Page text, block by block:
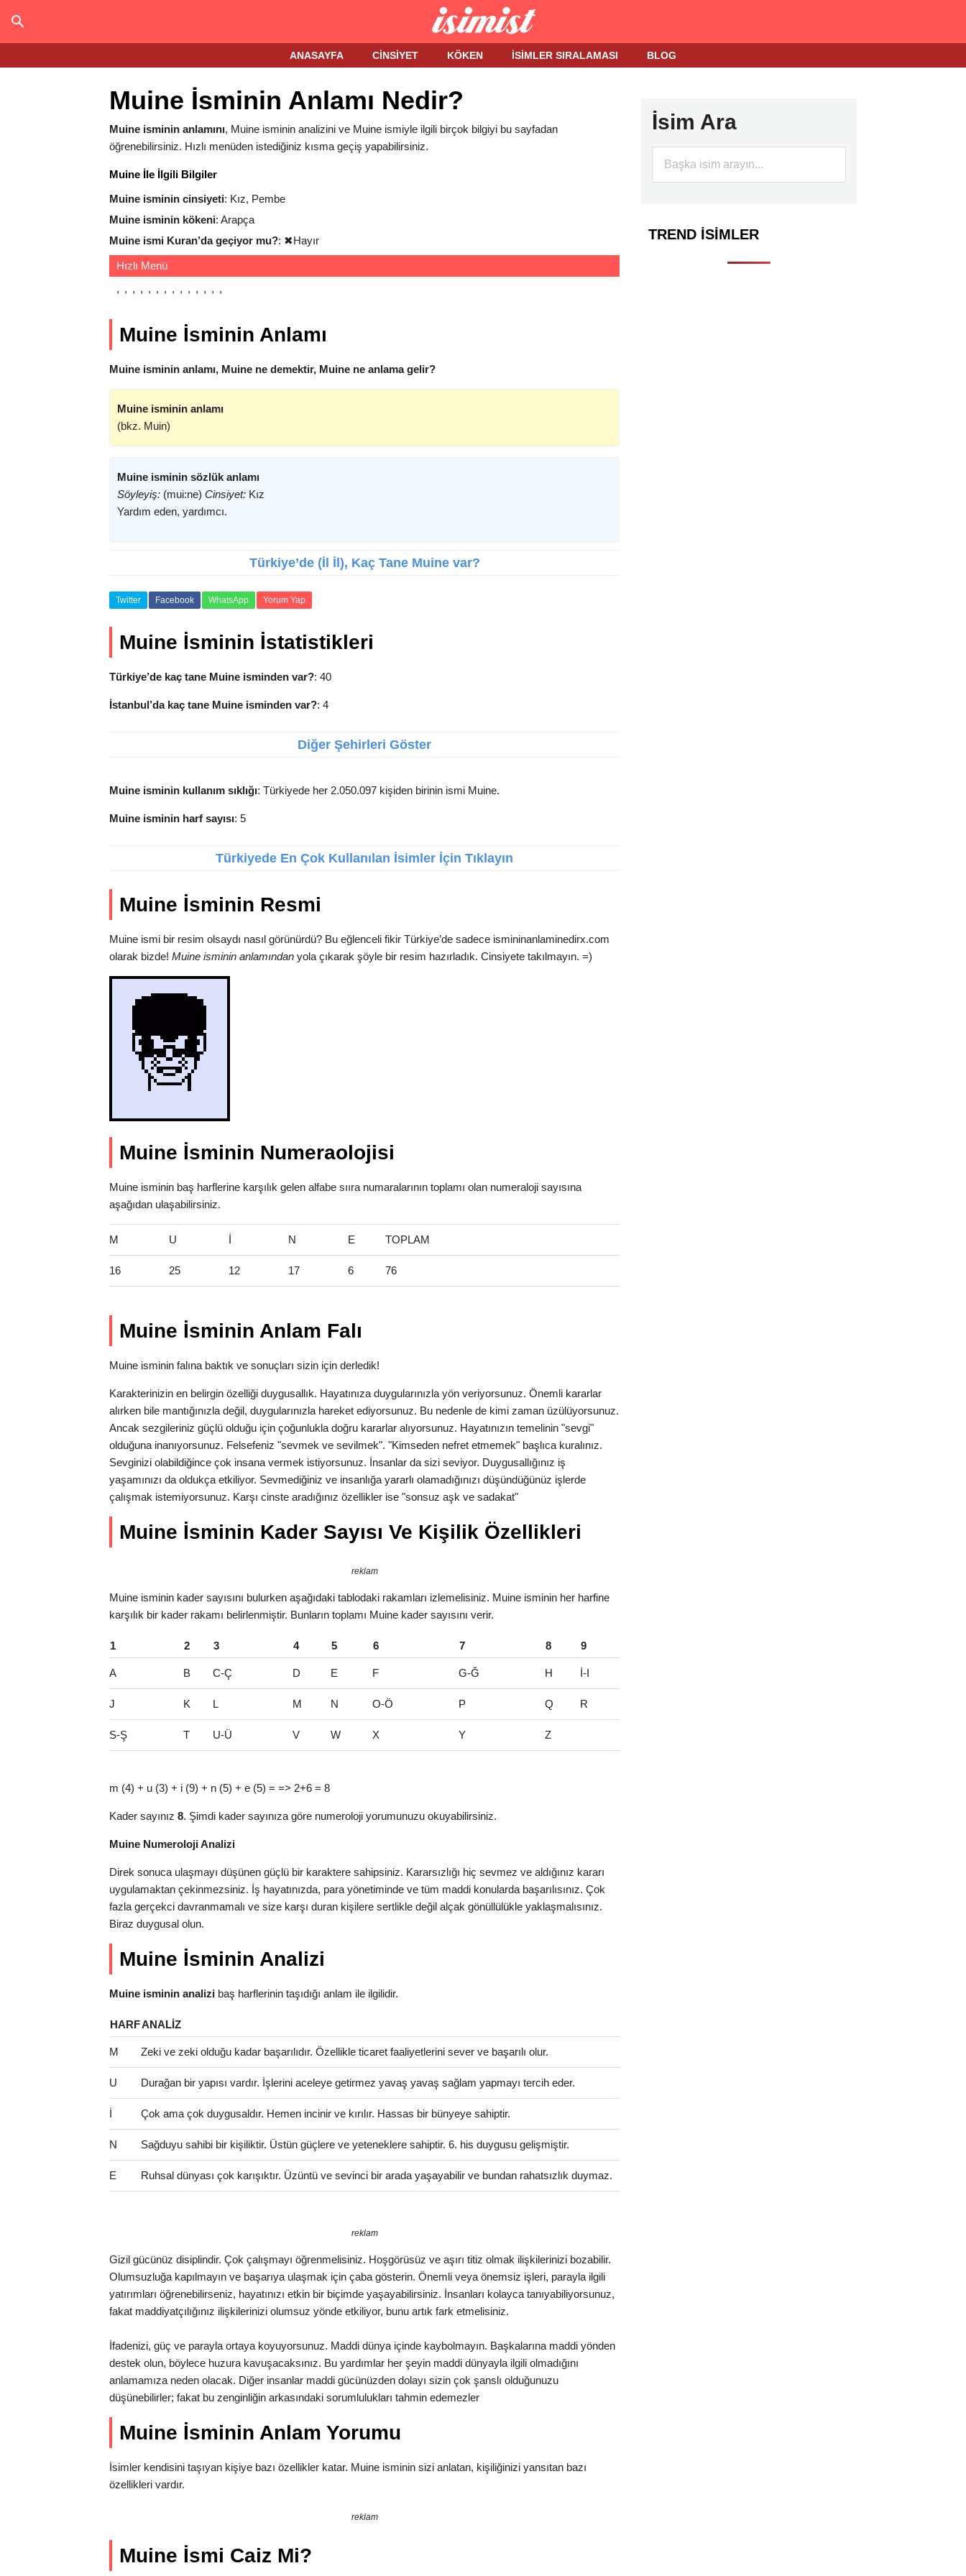
ANASAYFA CINSIYET KÖKEN İSIMLER SIRALAMASI BLOG
Muine İsminin Anlamı Nedir?
Muine isminin anlamını, Muine isminin analizini ve Muine ismiyle ilgili birçok bilgiyi bu sayfadan
öğrenebilirsiniz. Hızlı menüden istediğiniz kısma geçiş yapabilirsiniz.
Muine İle İlgili Bilgiler
Muine isminin cinsiyeti: Kız, Pembe
Muine isminin kökeni: Arapça
Muine ismi Kuran’da geçiyor mu?: ✖Hayır
Hızlı Menü
Muine İsminin Anlamı
Muine isminin anlamı, Muine ne demektir, Muine ne anlama gelir?
Muine isminin anlamı
(bkz. Muin)
Muine isminin sözlük anlamı
Söyleyiş: (mui:ne) Cinsiyet: Kız
Yardım eden, yardımcı.
Türkiye’de (İl İl), Kaç Tane Muine var?
Twitter Facebook WhatsApp Yorum Yap
Muine İsminin İstatistikleri
Türkiye’de kaç tane Muine isminden var?: 40
İstanbul’da kaç tane Muine isminden var?: 4
Diğer Şehirleri Göster
Muine isminin kullanım sıklığı: Türkiyede her 2.050.097 kişiden birinin ismi Muine.
Muine isminin harf sayısı: 5
Türkiyede En Çok Kullanılan İsimler İçin Tıklayın
Muine İsminin Resmi
Muine ismi bir resim olsaydı nasıl görünürdü? Bu eğlenceli fikir Türkiye’de sadece ismininanlaminedirx.com
olarak bizde! Muine isminin anlamından yola çıkarak şöyle bir resim hazırladık. Cinsiyete takılmayın. =)
Muine İsminin Numeraolojisi
Muine isminin baş harflerine karşılık gelen alfabe sııra numaralarının toplamı olan numeraloji sayısına
aşağıdan ulaşabilirsiniz.
M U İ N E TOPLAM
16 25 12 17 6 76
Muine İsminin Anlam Falı
Muine isminin falına baktık ve sonuçları sizin için derledik!
Karakterinizin en belirgin özelliği duygusallık. Hayatınıza duygularınızla yön veriyorsunuz. Önemli kararlar
alırken bile mantığınızla değil, duygularınızla hareket ediyorsunuz. Bu nedenle de kimi zaman üzülüyorsunuz.
Ancak sezgileriniz güçlü olduğu için çoğunlukla doğru kararlar alıyorsunuz. Hayatınızın temelinin "sevgi"
olduğuna inanıyorsunuz. Felsefeniz "sevmek ve sevilmek". "Kimseden nefret etmemek" başlıca kuralınız.
Sevginizi olabildiğince çok insana vermek istiyorsunuz. İnsanlar da sizi seviyor. Duygusallığınız iş
yaşamınızı da oldukça etkiliyor. Sevmediğiniz ve insanlığa yararlı olamadığınızı düşündüğünüz işlerde
çalışmak istemiyorsunuz. Karşı cinste aradığınız özellikler ise "sonsuz aşk ve sadakat"
Muine İsminin Kader Sayısı Ve Kişilik Özellikleri
reklam
Muine isminin kader sayısını bulurken aşağıdaki tablodaki rakamları izlemelisiniz. Muine isminin her harfine
karşılık bir kader rakamı belirlenmiştir. Bunların toplamı Muine kader sayısını verir.
1 2 3 4 5 6 7 8 9
A B C-Ç D E F G-Ğ H İ-I
J K L M N O-Ö P Q R
S-Ş T U-Ü V W X Y Z
m (4) + u (3) + i (9) + n (5) + e (5) = => 2+6 = 8
Kader sayınız 8. Şimdi kader sayınıza göre numeroloji yorumunuzu okuyabilirsiniz.
Muine Numeroloji Analizi
Direk sonuca ulaşmayı düşünen güçlü bir karaktere sahipsiniz. Kararsızlığı hiç sevmez ve aldığınız kararı
uygulamaktan çekinmezsiniz. İş hayatınızda, para yönetiminde ve tüm maddi konularda başarılısınız. Çok
fazla gerçekci davranmamalı ve size karşı duran kişilere sertlikle değil alçak gönüllülükle yaklaşmalısınız.
Biraz duygusal olun.
Muine İsminin Analizi
Muine isminin analizi baş harflerinin taşıdığı anlam ile ilgilidir.
HARFANALIZ
M Zeki ve zeki olduğu kadar başarılıdır. Özellikle ticaret faaliyetlerini sever ve başarılı olur.
U Durağan bir yapısı vardır. İşlerini aceleye getirmez yavaş yavaş sağlam yapmayı tercih eder.
İ Çok ama çok duygusaldır. Hemen incinir ve kırılır. Hassas bir bünyeye sahiptir.
N Sağduyu sahibi bir kişiliktir. Üstün güçlere ve yeteneklere sahiptir. 6. his duygusu gelişmiştir.
E Ruhsal dünyası çok karışıktır. Üzüntü ve sevinci bir arada yaşayabilir ve bundan rahatsızlık duymaz.
reklam
Gizil gücünüz disiplindir. Çok çalışmayı öğrenmelisiniz. Hoşgörüsüz ve aşırı titiz olmak ilişkilerinizi bozabilir.
Olumsuzluğa kapılmayın ve başarıya ulaşmak için çaba gösterin. Önemli veya önemsiz işleri, parayla ilgili
yatırımları öğrenebilirseniz, hayatınızı etkin bir biçimde yaşayabilirsiniz. İnsanları kolayca tanıyabiliyorsunuz,
fakat maddiyatçılığınız ilişkilerinizi olumsuz yönde etkiliyor, bunu artık fark etmelisiniz.
İfadenizi, güç ve parayla ortaya koyuyorsunuz. Maddi dünya içinde kaybolmayın. Başkalarına maddi yönden
destek olun, böylece huzura kavuşacaksınız. Bu yardımlar her şeyin maddi dünyayla ilgili olmadığını
anlamamıza neden olacak. Diğer insanlar maddi gücünüzden dolayı sizin çok şanslı olduğunuzu
düşünebilirler; fakat bu zenginliğin arkasındaki sorumlulukları tahmin edemezler
Muine İsminin Anlam Yorumu
İsimler kendisini taşıyan kişiye bazı özellikler katar. Muine isminin sizi anlatan, kişiliğinizi yansıtan bazı
özellikleri vardır.
reklam
Muine İsmi Caiz Mi?
İsim Ara
TREND İSIMLER